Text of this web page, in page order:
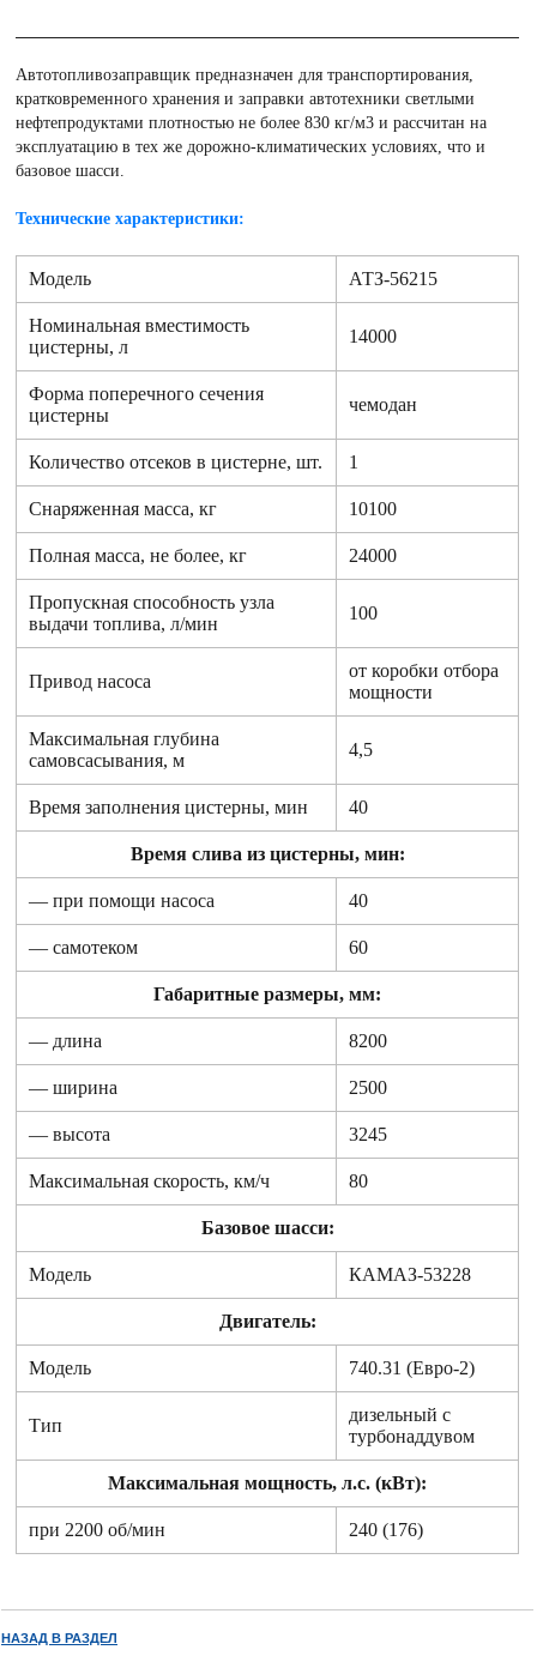
Автотопливозаправщик предназначен для транспортирования,
кратковременного хранения и заправки автотехники светлыми
нефтепродуктами плотностью не более 830 кг/м3 и рассчитан на
эксплуатацию в тех же дорожно-климатических условиях, что и
базовое шасси.
Технические характеристики:
Модель АТЗ-56215
Номинальная вместимость
цистерны, л
14000
Форма поперечного сечения
цистерны
чемодан
Количество отсеков в цистерне, шт. 1
Снаряженная масса, кг 10100
Полная масса, не более, кг 24000
Пропускная способность узла
выдачи топлива, л/мин
100
Привод насоса
от коробки отбора
мощности
Максимальная глубина
самовсасывания, м
4,5
Время заполнения цистерны, мин 40
Время слива из цистерны, мин:
— при помощи насоса 40
— самотеком 60
Габаритные размеры, мм:
— длина 8200
— ширина 2500
— высота 3245
Максимальная скорость, км/ч 80
Базовое шасси:
Модель КАМАЗ-53228
Двигатель:
Модель 740.31 (Евро-2)
Тип
дизельный с
турбонаддувом
Максимальная мощность, л.с. (кВт):
при 2200 об/мин 240 (176)
НАЗАД В РАЗДЕЛ